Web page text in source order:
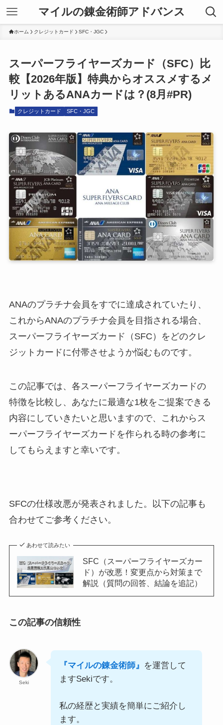
マイルの錬金術師アドバンス
ホーム クレジットカード SFC・JGC
スーパーフライヤーズカード（SFC）比
較【2026年版】特典からオススメするメ
リットあるANAカードは？(8月#PR)
クレジットカード SFC・JGC
ANAのプラチナ会員をすでに達成されていたり、
これからANAのプラチナ会員を目指される場合、
スーパーフライヤーズカード（SFC）をどのクレ
ジットカードに付帯させようか悩むものです。
この記事では、各スーパーフライヤーズカードの
特徴を比較し、あなたに最適な1枚をご提案できる
内容にしていきたいと思いますので、これからス
ーパーフライヤーズカードを作られる時の参考に
してもらえますと幸いです。
SFCの仕様改悪が発表されました。以下の記事も
合わせてご参考ください。
あわせて読みたい
SFC（スーパーフライヤーズカー
ド）が改悪！変更点から対策まで
解説（質問の回答、結論を追記）
この記事の信頼性
Seki
『マイルの錬金術師』 を運営して
ますSekiです。
私の経歴と実績を簡単にご紹介し
ます。